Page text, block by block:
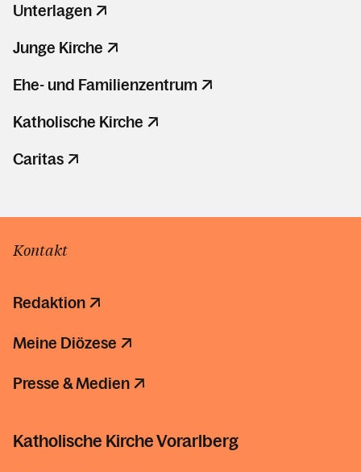
Unterlagen
Junge Kirche
Ehe- und Familienzentrum
Katholische Kirche
Caritas
Kontakt
Redaktion
Meine Diözese
Presse & Medien
Katholische Kirche Vorarlberg